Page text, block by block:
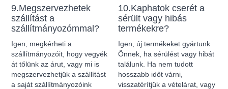
9.Megszervezhetek
szállítást a
szállítmányozómmal?
Igen, megkérheti a
szállítmányozóit, hogy vegyék
át tőlünk az árut, vagy mi is
megszervezhetjük a szállítást
a saját szállítmányozóink
10.Kaphatok cserét a
sérült vagy hibás
termékekre?
Igen, új termékeket gyártunk
Önnek, ha sérülést vagy hibát
találunk. Ha nem tudott
hosszabb időt várni,
visszatérítjük a vételárat, vagy